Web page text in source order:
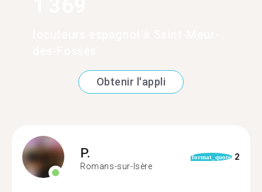
Obtenir l'appli
P.
Romans-sur-Isère
format_quote 2